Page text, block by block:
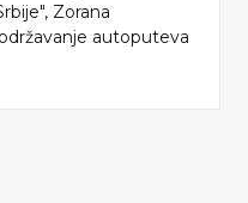
Zorana
autoputeva